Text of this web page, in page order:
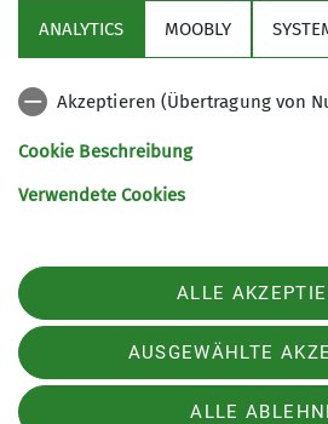
Über einen Rundkurs wurde
noch den Durst zu stillen. Der
mit der Bahn wurde der
erreicht. Trotz des sehr
ANALYTICS MOOBLY
Akzeptieren (Übertragung von
Cookie Beschreibung
Verwendete Cookies
ALLE
AUSGEWÄHLTE
ALLE